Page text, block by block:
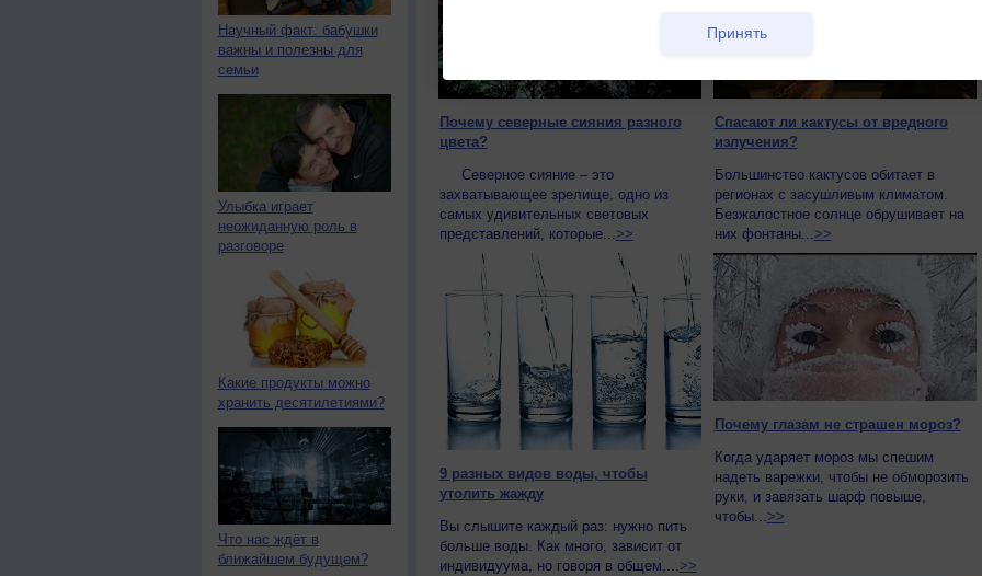
Научный факт: бабушки
важны и полезны для
семьи
Улыбка играет
неожиданную роль в
разговоре
Какие продукты можно
хранить десятилетиями?
Что нас ждёт в
ближайшем будущем?
Почему северные сияния разного
цвета?
Северное сияние – это
захватывающее зрелище, одно из
самых удивительных световых
представлений, которые...>>
Спасают ли кактусы от вредного
излучения?
Большинство кактусов обитает в
регионах с засушливым климатом.
Безжалостное солнце обрушивает на
них фонтаны...>>
9 разных видов воды, чтобы
утолить жажду
Вы слышите каждый раз: нужно пить
больше воды. Как много, зависит от
индивидуума, но говоря в общем,...>>
Почему глазам не страшен мороз?
Когда ударяет мороз мы спешим
надеть варежки, чтобы не обморозить
руки, и завязать шарф повыше,
чтобы...>>
Принять